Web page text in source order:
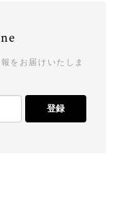
をお届けいたしま
登録